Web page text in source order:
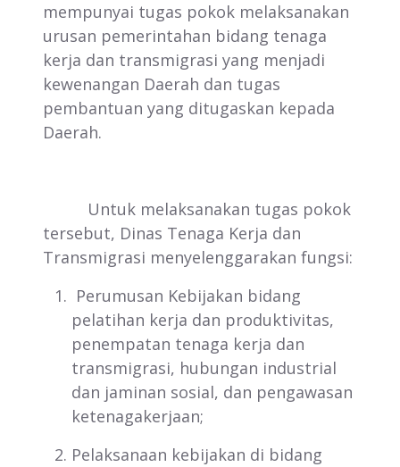
mempunyai tugas pokok melaksanakan
urusan pemerintahan bidang tenaga
kerja dan transmigrasi yang menjadi
kewenangan Daerah dan tugas
pembantuan yang ditugaskan kepada
Daerah.
Untuk melaksanakan tugas pokok
tersebut, Dinas Tenaga Kerja dan
Transmigrasi menyelenggarakan fungsi:
Perumusan Kebijakan bidang
pelatihan kerja dan produktivitas,
penempatan tenaga kerja dan
transmigrasi, hubungan industrial
dan jaminan sosial, dan pengawasan
ketenagakerjaan;
Pelaksanaan kebijakan di bidang